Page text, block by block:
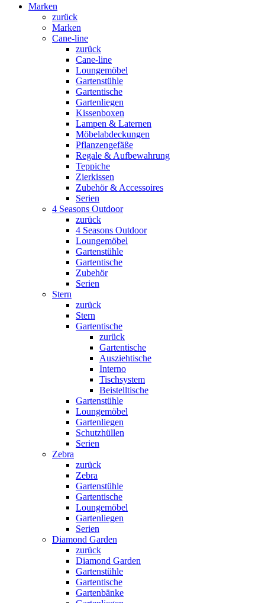
Marken
zurück
Marken
Cane-line
zurück
Cane-line
Loungemöbel
Gartenstühle
Gartentische
Gartenliegen
Kissenboxen
Lampen & Laternen
Möbelabdeckungen
Pflanzengefäße
Regale & Aufbewahrung
Teppiche
Zierkissen
Zubehör & Accessoires
Serien
4 Seasons Outdoor
zurück
4 Seasons Outdoor
Loungemöbel
Gartenstühle
Gartentische
Zubehör
Serien
Stern
zurück
Stern
Gartentische
zurück
Gartentische
Ausziehtische
Interno
Tischsystem
Beistelltische
Gartenstühle
Loungemöbel
Gartenliegen
Schutzhüllen
Serien
Zebra
zurück
Zebra
Gartenstühle
Gartentische
Loungemöbel
Gartenliegen
Serien
Diamond Garden
zurück
Diamond Garden
Gartenstühle
Gartentische
Gartenbänke